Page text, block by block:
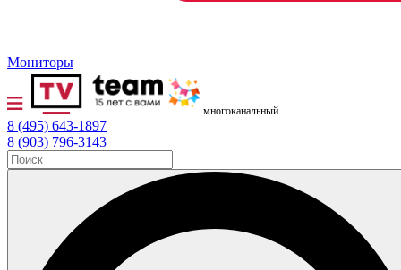
Мониторы
многоканальный
8 (495) 643-1897
8 (903) 796-3143